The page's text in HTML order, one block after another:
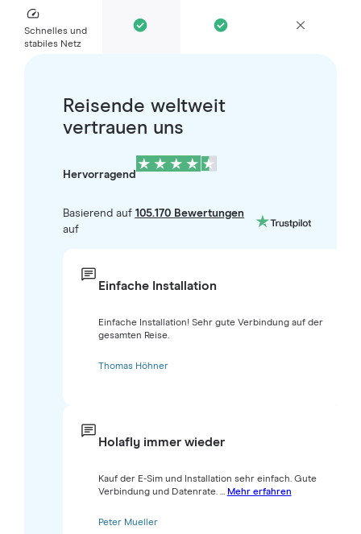
Schnelles und
stabiles Netz
Reisende weltweit
vertrauen uns
Hervorragend
Basierend auf 105.170 Bewertungen
auf
Einfache Installation
Einfache Installation! Sehr gute Verbindung auf der
gesamten Reise.
Thomas Höhner
Holafly immer wieder
Kauf der E-Sim und Installation sehr einfach. Gute
Verbindung und Datenrate. ... Mehr erfahren
Peter Mueller